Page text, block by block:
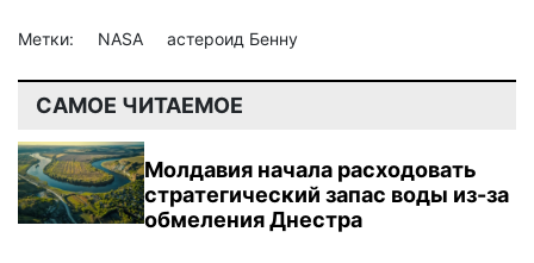
Метки: NASA астероид Бенну
САМОЕ ЧИТАЕМОЕ
Молдавия начала расходовать
стратегический запас воды из-за
обмеления Днестра